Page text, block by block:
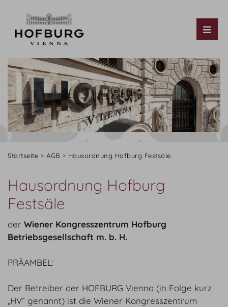
Startseite AGB Hausordnung Hofburg Festsäle
Hausordnung Hofburg
Festsäle
der Wiener Kongresszentrum Hofburg
Betriebsgesellschaft m. b. H.
PRÄAMBEL:
Der Betreiber der HOFBURG Vienna (in Folge kurz
„HV“ genannt) ist die Wiener Kongresszentrum